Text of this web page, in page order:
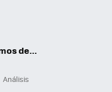
de...
Análisis